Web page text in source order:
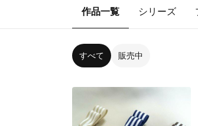
作品一覧 シリーズ
すべて 販売中